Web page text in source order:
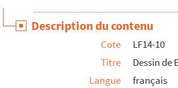
LF29. II Portraits
Description du contenu
Cote
LF14-10
Titre
Dessin de
Langue
français